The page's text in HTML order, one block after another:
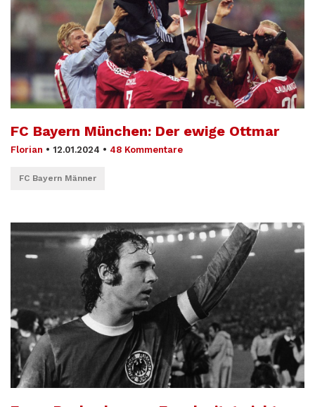
FC Bayern München: Der ewige Ottmar
Florian • 12.01.2024 • 48 Kommentare
FC Bayern Männer